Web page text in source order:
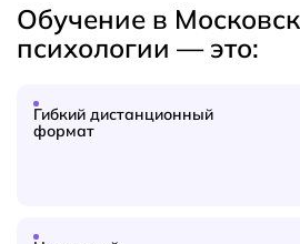
Обучение в
психологии — это:
Гибкий дистанционный
формат